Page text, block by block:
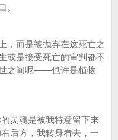
。
而是被抛弃在这死亡之
或是接受死亡的审判都不
之间呢——也许是植物
灵魂是被我特意留下来
后方，我转身看去，一